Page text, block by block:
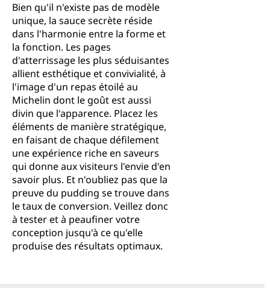
Bien qu'il n'existe pas de modèle
unique, la sauce secrète réside
dans l'harmonie entre la forme et
la fonction. Les pages
d'atterrissage les plus séduisantes
allient esthétique et convivialité, à
l'image d'un repas étoilé au
Michelin dont le goût est aussi
divin que l'apparence. Placez les
éléments de manière stratégique,
en faisant de chaque défilement
une expérience riche en saveurs
qui donne aux visiteurs l'envie d'en
savoir plus. Et n'oubliez pas que la
preuve du pudding se trouve dans
le taux de conversion. Veillez donc
à tester et à peaufiner votre
conception jusqu'à ce qu'elle
produise des résultats optimaux.